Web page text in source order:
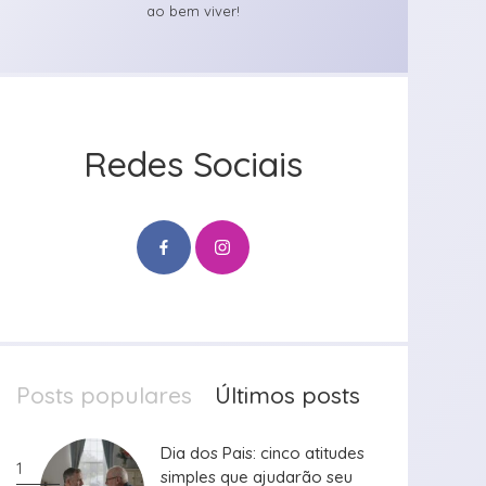
ao bem viver!
Redes Sociais
Posts populares Últimos posts
1
Dia dos Pais: cinco atitudes
simples que ajudarão seu
Dia dos Pais: cinco atitudes
simples que ajudarão seu